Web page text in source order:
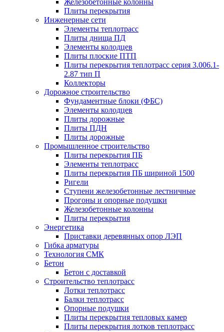
Железобетонные колонны
Плиты перекрытия
Инженерные сети
Элементы теплотрасс
Плиты днища ПД
Элементы колодцев
Плиты плоские ПТП
Плиты перекрытия теплотрасс серия 3.006.1-
2.87 тип П
Коллекторы
Дорожное строительство
Фундаментные блоки (ФБС)
Элементы колодцев
Плиты дорожные
Плиты ПДН
Плиты дорожные
Промышленное строительство
Плиты перекрытия ПБ
Элементы теплотрасс
Плиты перекрытия ПБ шириной 1500
Ригели
Ступени железобетонные лестничные
Прогоны и опорные подушки
Железобетонные колонны
Плиты перекрытия
Энергетика
Приставки деревянных опор ЛЭП
Гибка арматуры
Технология СМК
Бетон
Бетон с доставкой
Строительство теплотрасс
Лотки теплотрасс
Балки теплотрасс
Опорные подушки
Плиты перекрытия тепловых камер
Плиты перекрытия лотков теплотрасс